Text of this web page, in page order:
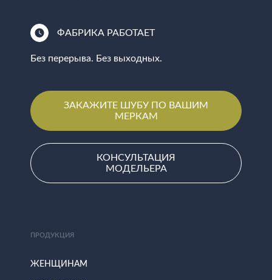
ФАБРИКА РАБОТАЕТ
Без перерыва. Без выходных.
ЗАКАЖИТЕ ШУБУ ПО ВАШИМ
МЕРКАМ
КОНСУЛЬТАЦИЯ
МОДЕЛЬЕРА
ПРОДУКЦИЯ
ЖЕНЩИНАМ